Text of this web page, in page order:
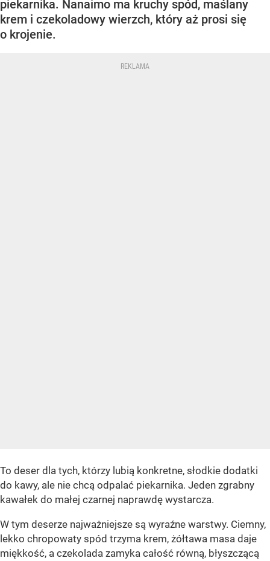
piekarnika. Nanaimo ma kruchy spód, maślany
krem i czekoladowy wierzch, który aż prosi się
o krojenie.
To deser dla tych, którzy lubią konkretne, słodkie dodatki
do kawy, ale nie chcą odpalać piekarnika. Jeden zgrabny
kawałek do małej czarnej naprawdę wystarcza.
W tym deserze najważniejsze są wyraźne warstwy. Ciemny,
lekko chropowaty spód trzyma krem, żółtawa masa daje
miękkość, a czekolada zamyka całość równą, błyszczącą